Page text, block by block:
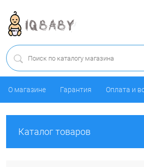
О магазине Гарантия Оплата и
Каталог товаров